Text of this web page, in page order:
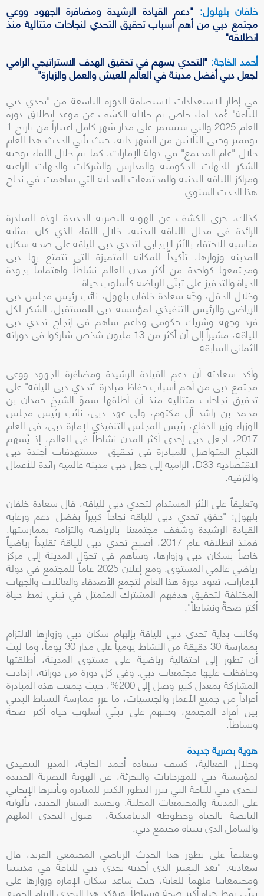
خلفان بلهلول: "دعم القيادة الرشيدة ومضافرة الجهود ووعي
مجتمع دبي من أهم أسباب تحقيق التحدي لنجاحات متتالية منذ
انطلاقه"
أحمد الخاجة: "التحدي يسهم في تحقيق الهدف الاستراتيجي الرامي
لجعل دبي أفضل مدينة في العالم للعيش والعمل والزيارة"
في إطار الاستعدادات لاستضافة الدورة التاسعة من "تحدي دبي
للياقة" عُقد لقاء خاص تم خلاله الكشف عن موعد انطلاق دورة
العام 2025 والتي ستستمر على مدار شهر كامل اعتباراً من تاريخ 1
نوفمبر وحتى الثلاثين من الشهر ذاته، حيث يأتي الحدث هذا العام
خلال "عام المجتمع" في دولة الإمارات، كما تم خلال اللقاء توجيه
الشكر للجهات الحكومية والمدارس والشركات والجهات الراعية
ومراكز اللياقة البدنية والمجتمعات المحلية التي ساهمت في نجاح
هذا الحدث السنوي.
كذلك، جرى الكشف عن الهوية البصرية الجديدة لهذه المبادرة
الرائدة في مجال اللياقة البدنية، خلال اللقاء الذي كان بمثابة
مناسبة للاحتفاء بالأثر الإيجابي لتحدي دبي للياقة على صحة سكان
المدينة وزوارها، تأكيداً للمكانة المتميزة التي تتمتع بها دبي
ومجتمعها كواحدة من أكثر مدن العالم نشاطاً واهتماماً بجودة
الحياة والتحفيز على تبنّي الرياضة كأسلوب حياة.
وخلال الحفل، وجّه سعادة خلفان بلهول، نائب رئيس مجلس دبي
الرياضي والرئيس التنفيذي لمؤسسة دبي للمستقبل، الشكر لكل
فرد وجهة وشريك حكومي وداعم ساهم في إنجاح تحدي دبي
للياقة، مشيراً إلى أن أكثر من 13 مليون شخص شاركوا في دوراته
الثماني السابقة.
وأكد سعادته أن دعم القيادة الرشيدة ومضافرة الجهود ووعي
مجتمع دبي من أهم أسباب حفاظ مبادرة "تحدي دبي للياقة" على
تحقيق نجاحات متتالية منذ أن أطلقها سموّ الشيخ حمدان بن
محمد بن راشد آل مكتوم، ولي عهد دبي، نائب رئيس مجلس
الوزراء وزير الدفاع، رئيس المجلس التنفيذي لإمارة دبي، في العام
2017، لجعل دبي إحدى أكثر المدن نشاطاً في العالم، إذ يُسهم
النجاح المتواصل للمبادرة في تحقيق مستهدفات أجندة دبي
الاقتصادية D33، الرامية إلى جعل دبي مدينة عالمية رائدة للأعمال
والترفيه.
وتعليقاً على الأثر المستدام لتحدي دبي للياقة، قال سعادة خلفان
بلهول: "حقق تحدي دبي للياقة نجاحاً كبيراً بفضل دعم ورعاية
القيادة الرشيدة وشغف مجتمعنا بالرياضة والتزامه بممارستها.
فمنذ انطلاقه عام 2017، أصبح تحدي دبي للياقة تقليداً رياضياً
خاصاً بسكان دبي وزوارها، وساهم في تحوّل المدينة إلى مركز
رياضي عالمي المستوى. ومع إعلان 2025 عاماً للمجتمع في دولة
الإمارات، تعود دورة هذا العام لتجمع الأصدقاء والعائلات والجهات
المختلفة لتحقيق هدفهم المشترك المتمثل في تبني نمط حياة
أكثر صحةً ونشاطاً".
وكانت بداية تحدي دبي للياقة بإلهام سكان دبي وزوارها الالتزام
بممارسة 30 دقيقة من النشاط يومياً على مدار 30 يوماً، وما لبث
أن تطور إلى احتفالية رياضية على مستوى المدينة، أطلقتها
وحافظت عليها مجتمعات دبي. وفي كل دورة من دوراته، ازدادت
المشاركة بمعدل كبير وصل إلى 200%، حيث جمعت هذه المبادرة
أفراداً من جميع الأعمار والجنسيات، ما عزز ممارسة النشاط البدني
بين أفراد المجتمع، وحثهم على تبنّي أسلوب حياة أكثر صحة
ونشاطاً.
هوية بصرية جديدة
وخلال الفعالية، كشف سعادة أحمد الخاجة، المدير التنفيذي
لمؤسسة دبي للمهرجانات والتجزئة، عن الهوية البصرية الجديدة
لتحدي دبي للياقة التي تبرز التطور الكبير للمبادرة وتأثيرها الإيجابي
على المدينة والمجتمعات المحلية. ويجسد الشعار الجديد، بألوانه
النابضة بالحياة وخطوطه الديناميكية، قبول التحدي الملهم
والشامل الذي يتبناه مجتمع دبي.
وتعليقاً على تطور هذا الحدث الرياضي المجتمعي الفريد، قال
سعادته: "يعد التغيير الذي أحدثه تحدي دبي للياقة في مدينتنا
ومجتمعاتنا ملهماً للغاية، حيث ساعد سكان الإمارة وزوارها على